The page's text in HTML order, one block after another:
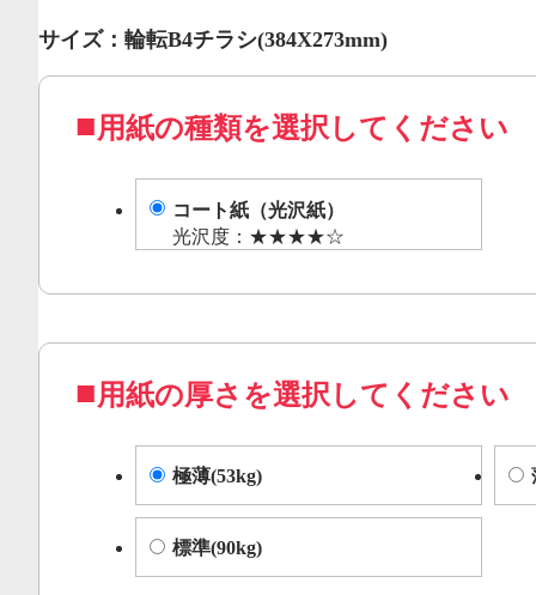
サイズ：輪転B4チラシ(384X273mm)
用紙の種類を選択してください
コート紙（光沢紙）
光沢度：★★★★☆
用紙の厚さを選択してください
極薄(53kg)
標準(90kg)